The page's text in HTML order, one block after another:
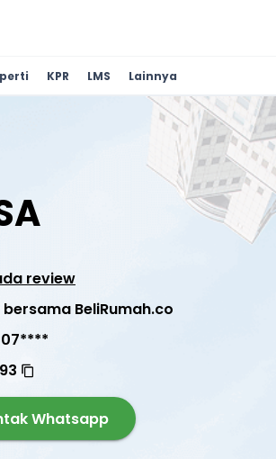
KPR LMS Lainnya
review
BeliRumah.co
Whatsapp